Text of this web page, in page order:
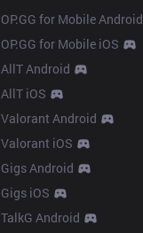
OP.GG for Mobile Android
OP.GG for Mobile iOS
AllT Android
AllT iOS
Valorant Android
Valorant iOS
Gigs Android
Gigs iOS
TalkG Android